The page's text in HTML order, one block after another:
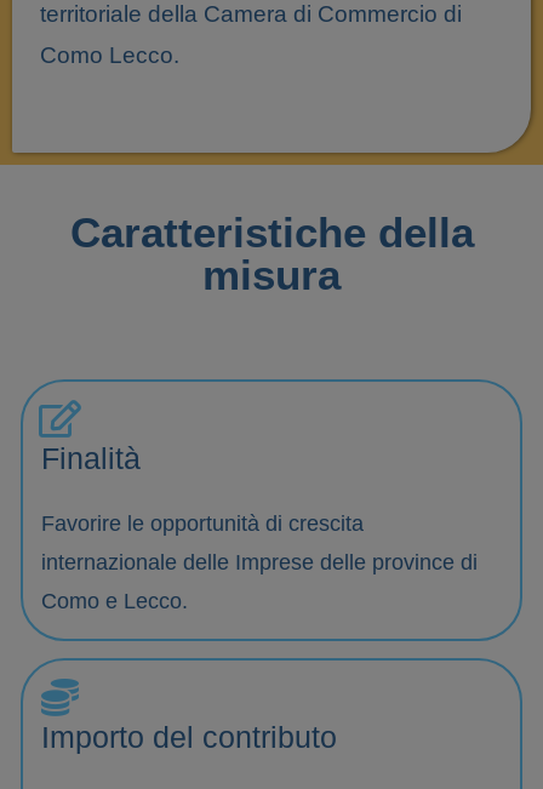
territoriale della Camera di Commercio di
Como Lecco.
Caratteristiche della
misura
Finalità
Favorire le opportunità di crescita
internazionale delle Imprese delle province di
Como e Lecco.
Importo del contributo